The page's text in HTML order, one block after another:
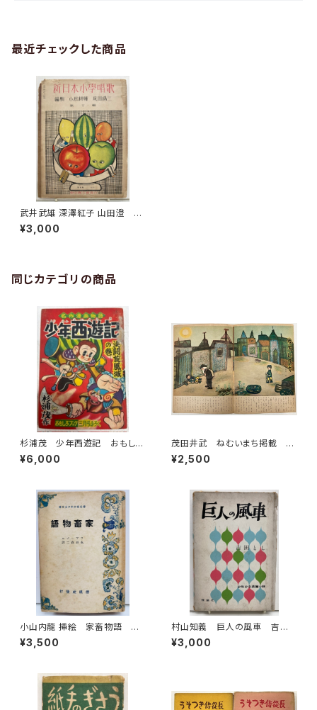
最近チェックした商品
武井武雄 深澤紅子 山田澄 新
日本小學唱歌 編輯 小松耕輔
成田為三 昭和６年（1931）
¥3,000
同じカテゴリの商品
杉浦茂 少年西遊記 おもしろ
ブック三月号付録 1956年
集英社
¥6,000
茂田井武 ねむいまち掲載 キ
ンダーブック 昭29（1954年）
フレーベル館
¥2,500
小山内龍 挿絵 家畜物語 フ
ァーブル 永井直二 訳 昭和1
6年（1941） 偕成社
¥3,500
村山知義 巨人の風車 吉田
とし 少年少女長篇小説 196
2年初版の1967年４刷 理論社
¥3,000